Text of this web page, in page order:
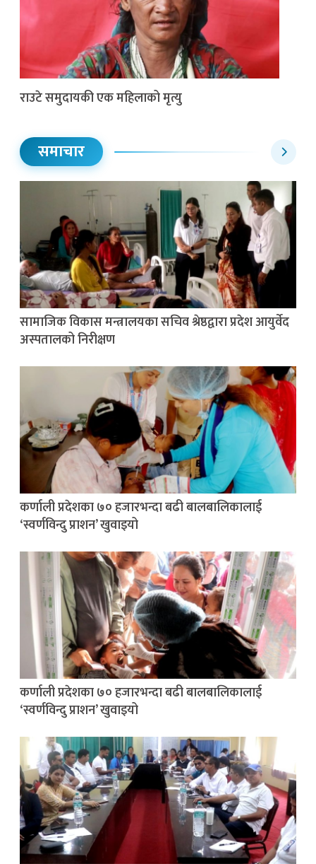
राउटे समुदायकी एक महिलाको मृत्यु
समाचार
सामाजिक विकास मन्त्रालयका सचिव श्रेष्ठद्वारा प्रदेश आयुर्वेद
अस्पतालको निरीक्षण
कर्णाली प्रदेशका ७० हजारभन्दा बढी बालबालिकालाई
‘स्वर्णविन्दु प्राशन’ खुवाइयो
कर्णाली प्रदेशका ७० हजारभन्दा बढी बालबालिकालाई
‘स्वर्णविन्दु प्राशन’ खुवाइयो